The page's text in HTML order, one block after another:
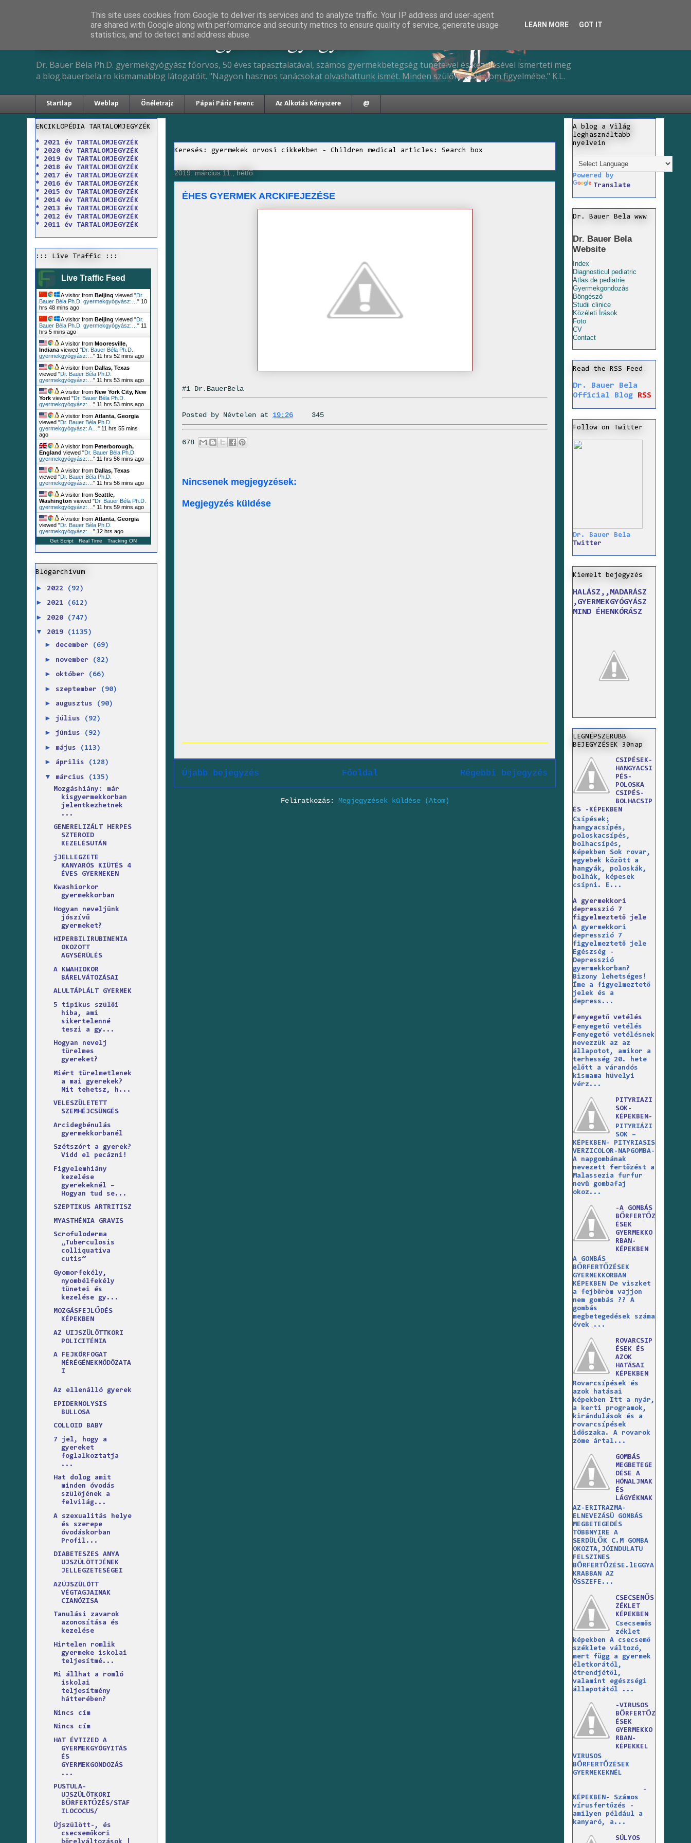
Dr. Bauer Béla Ph.D. gyermekgyógyász
Dr. Bauer Béla Ph.D. gyermekgyógyász főorvos, 50 éves tapasztalatával, számos gyermekbetegség tüneteivel és kezelésével ismerteti meg
a blog.bauerbela.ro kismamablog látogatóit. "Nagyon hasznos tanácsokat olvashattunk ismét. Minden szülőnek ajánlom figyelmébe." K.L.
Startlap Weblap Önéletrajz Pápai Páriz Ferenc Az Alkotás Kényszere @
Keresés: gyermekek orvosi cikkekben - Children medical articles: Search box
2019. március 11., hétfő
ÉHES GYERMEK ARCKIFEJEZÉSE
#1 Dr.BauerBela
Posted by Névtelen at 19:26 345
678
Nincsenek megjegyzések:
Megjegyzés küldése
Újabb bejegyzés Régebbi bejegyzés
Főoldal
Feliratkozás: Megjegyzések küldése (Atom)
ENCIKLOPÉDIA TARTALOMJEGYZÉK
* 2021 év TARTALOMJEGYZÉK
* 2020 év TARTALOMJEGYZÉK
* 2019 év TARTALOMJEGYZÉK
* 2018 év TARTALOMJEGYZÉK
* 2017 év TARTALOMJEGYZÉK
* 2016 év TARTALOMJEGYZÉK
* 2015 év TARTALOMJEGYZÉK
* 2014 év TARTALOMJEGYZÉK
* 2013 év TARTALOMJEGYZÉK
* 2012 év TARTALOMJEGYZÉK
* 2011 év TARTALOMJEGYZÉK
::: Live Traffic :::
Live Traffic Feed
A visitor from Beijing viewed "Dr.
Bauer Béla Ph.D. gyermekgyógyász:… " 10
hrs 48 mins ago
A visitor from Beijing viewed "Dr.
Bauer Béla Ph.D. gyermekgyógyász:… " 11
hrs 5 mins ago
A visitor from Mooresville,
Indiana viewed "Dr. Bauer Béla Ph.D.
gyermekgyógyász:… " 11 hrs 52 mins ago
A visitor from Dallas, Texas
viewed "Dr. Bauer Béla Ph.D.
gyermekgyógyász:… " 11 hrs 53 mins ago
A visitor from New York City, New
York viewed "Dr. Bauer Béla Ph.D.
gyermekgyógyász:… " 11 hrs 53 mins ago
A visitor from Atlanta, Georgia
viewed "Dr. Bauer Béla Ph.D.
gyermekgyógyász: A… " 11 hrs 55 mins
ago
A visitor from Peterborough,
England viewed "Dr. Bauer Béla Ph.D.
gyermekgyógyász:… " 11 hrs 56 mins ago
A visitor from Dallas, Texas
viewed "Dr. Bauer Béla Ph.D.
gyermekgyógyász:… " 11 hrs 56 mins ago
A visitor from Seattle,
Washington viewed "Dr. Bauer Béla Ph.D.
gyermekgyógyász:… " 11 hrs 59 mins ago
A visitor from Atlanta, Georgia
viewed "Dr. Bauer Béla Ph.D.
gyermekgyógyász:… " 12 hrs ago
Get Script Real Time Tracking ON
Blogarchívum
► 2022 (92)
► 2021 (612)
► 2020 (747)
▼ 2019 (1135)
► december (69)
► november (82)
► október (66)
► szeptember (90)
► augusztus (90)
► július (92)
► június (92)
► május (113)
► április (128)
▼ március
(135)
Mozgáshiány: már
kisgyermekkorban
jelentkezhetnek
...
GENERELIZÁLT HERPES
SZTEROID
KEZELÉSUTÁN
jJELLEGZETE
KANYARÓS KIÜTÉS 4
ÉVES GYERMEKEN
Kwashiorkor
gyermekkorban
Hogyan neveljünk
jószívű
gyermeket?
HIPERBILIRUBINEMIA
OKOZOTT
AGYSÉRÜLÉS
A KWAHIOKOR
BÁRELVÁTOZÁSAI
ALULTÁPLÁLT GYERMEK
5 tipikus szülői
hiba, ami
sikertelenné
teszi a gy...
Hogyan nevelj
türelmes
gyereket?
Miért türelmetlenek
a mai gyerekek?
Mit tehetsz, h...
VELESZÜLETETT
SZEMHÉJCSÜNGÉS
Arcidegbénulás
gyermekkorbanél
Szétszórt a gyerek?
Vidd el pecázni!
Figyelemhiány
kezelése
gyerekeknél –
Hogyan tud se...
SZEPTIKUS ARTRITISZ
MYASTHÉNIA GRAVIS
Scrofuloderma
„Tuberculosis
colliquativa
cutis”
Gyomorfekély,
nyombélfekély
tünetei és
kezelése gy...
MOZGÁSFEJLŐDÉS
KÉPEKBEN
AZ UIJSZÜLÖTTKORI
POLICITÉMIA
A FEJKÖRFOGAT
MÉRÉGÉNEKMÓDÖZATA
I
Az ellenálló gyerek
EPIDERMOLYSIS
BULLOSA
COLLOID BABY
7 jel, hogy a
gyereket
foglalkoztatja
...
Hat dolog amit
minden óvodás
szülőjének a
felvilág...
A szexualitás helye
és szerepe
óvodáskorban
Profil...
DIABETESZES ANYA
UJSZÜLÖTTJÉNEK
JELLEGZETESÉGEI
AZÚJSZÜLÖTT
VÉGTAGJAINAK
CIANÓZISA
Tanulási zavarok
azonosítása és
kezelése
Hirtelen romlik
gyermeke iskolai
teljesítmé...
Mi állhat a romló
iskolai
teljesítmény
hátterében?
Nincs cím
Nincs cím
HAT ÉVTIZED A
GYERMEKGYÓGYITÁS
ÉS
GYERMEKGONDOZÁS
...
PUSTULA-
UJSZÜLÖTKORI
BŐRFERTŐZÉS/STAF
ILOCOCUS/
Újszülött-, és
csecsemőkori
A blog a Világ
leghasználtabb
nyelvein
Powered by
Translate
Dr. Bauer Bela www
Dr. Bauer Bela
Website
Index
Diagnosticul pediatric
Atlas de pediatrie
Gyermekgondozás
Böngésző
Studii clinice
Közéleti Írások
Foto
CV
Contact
Read the RSS Feed
Dr. Bauer Bela
Official Blog
RSS
Follow on Twitter
Dr. Bauer Bela
Twitter
Kiemelt bejegyzés
HALÁSZ,,MADARÁSZ
,GYERMEKGYÓGYÁSZ
MIND ÉHENKÓRÁSZ
LEGNÉPSZERUBB
BEJEGYZÉSEK 30nap
CSIPÉSEK-
HANGYACSI
PÉS-
POLOSKA
CSIPÉS-
BOLHACSIP
ÉS -KÉPEKBEN
Csípések;
hangyacsípés,
poloskacsípés,
bolhacsípés,
képekben Sok rovar,
egyebek között a
hangyák, poloskák,
bolhák, képesek
csípni. E...
A gyermekkori
depresszió 7
figyelmeztető jele
A gyermekkori
depresszió 7
figyelmeztető jele
Egészség -
Depresszió
gyermekkorban?
Bizony lehetséges!
Íme a figyelmeztető
jelek és a
depress...
Fenyegető vetélés
Fenyegető vetélés
Fenyegető vetélésnek
nevezzük az az
állapotot, amikor a
terhesség 20. hete
előtt a várandós
kismama hüvelyi
vérz...
PITYRIAZI
SOK-
KÉPEKBEN-
PITYRIÁZI
SOK –
KÉPEKBEN- PITYRIASIS
VERZICOLOR-NAPGOMBA-
A napgombának
nevezett fertőzést a
Malassezia furfur
nevű gombafaj
okoz...
-A GOMBÁS
BŐRFERTŐZ
ÉSEK
GYERMEKKO
RBAN-
KÉPEKBEN
A GOMBÁS
BŐRFERTŐZÉSEK
GYERMEKKORBAN
KÉPEKBEN De viszket
a fejbőröm vajjon
nem gombás ?? A
gombás
megbetegedések száma
évek ...
ROVARCSIP
ÉSEK ÉS
AZOK
HATÁSAI
KÉPEKBEN
Rovarcsípések és
azok hatásai
képekben Itt a nyár,
a kerti programok,
kirándulások és a
rovarcsípések
időszaka. A rovarok
zöme ártal...
GOMBÁS
MEGBETEGE
DÉSE A
HÓNALJNAK
ÉS
LÁGYÉKNAK
AZ-ERITRAZMA-
ELNEVEZÁSÜ GOMBÁS
MEGBETEGEDÉS
TÖBBNYIRE A
SERDÜLŐK C.M GOMBA
OKOZTA,JÓINDULATU
FELSZINES
BŐRFERTŐZÉSE.lEGGYA
KRABBAN AZ
ÖSSZEFE...
CSECSEMŐS
ZÉKLET
KÉPEKBEN
Csecsemős
zéklet
képekben A csecsemő
széklete változó,
mert függ a gyermek
életkorától,
étrendjétől,
valamint egészségi
állapotától ...
-VIRUSOS
BŐRFERTŐZ
ÉSEK
GYERMEKKO
RBAN-
KÉPEKKEL
VIRUSOS
BŐRFERTŐZÉSEK
GYERMEKEKNÉL
-
KÉPEKBEN- Számos
vírusfertőzés -
amilyen például a
kanyaró, a...
SÚLYOS
This site uses cookies from Google to deliver its services and to analyze traffic. Your IP address and user-agent
are shared with Google along with performance and security metrics to ensure quality of service, generate usage
statistics, and to detect and address abuse.
LEARN MORE GOT IT